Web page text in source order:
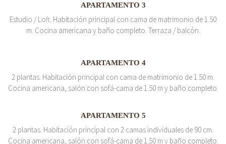
APARTAMENTO 3
Estudio / Loft. Habitación principal con cama de matrimonio de 1.50
m. Cocina americana y baño completo. Terraza / balcón.
APARTAMENTO 4
2 plantas. Habitación principal con cama de matrimonio de 1.50 m.
Cocina americana, salón con sofá-cama de 1.50 m y baño completo.
APARTAMENTO 5
2 plantas. Habitación principal con 2 camas individuales de 90 cm.
Cocina americana, salón con sofá-cama de 1.50 m y baño completo.